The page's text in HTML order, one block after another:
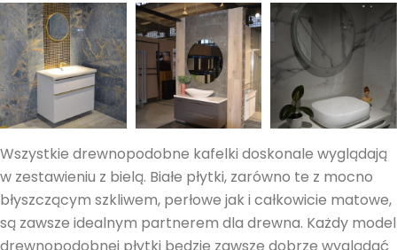
Wszystkie drewnopodobne kafelki doskonale wyglądają
w zestawieniu z bielą. Białe płytki, zarówno te z mocno
błyszczącym szkliwem, perłowe jak i całkowicie matowe,
są zawsze idealnym partnerem dla drewna. Każdy model